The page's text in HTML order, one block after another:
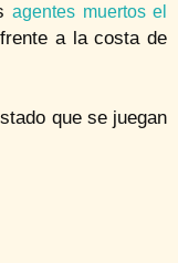
agentes muertos el
a la costa de
que se juegan